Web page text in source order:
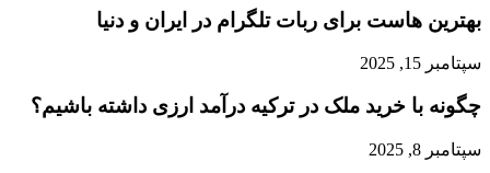
بهترین هاست برای ربات تلگرام در ایران و دنیا
سپتامبر 15, 2025
چگونه با خرید ملک در ترکیه درآمد ارزی داشته باشیم؟
سپتامبر 8, 2025